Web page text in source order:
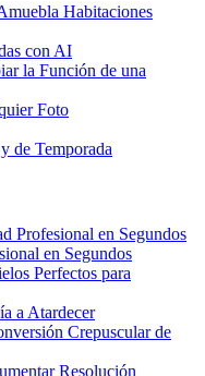
Habitaciones
con AI
la Función de una
Foto
de Temporada
Profesional en Segundos
en Segundos
Perfectos para
a Atardecer
Crepuscular de
Resolución